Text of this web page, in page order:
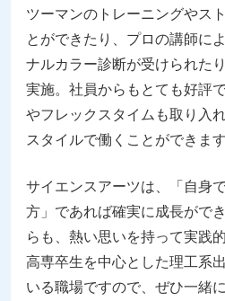
ツーマンのトレーニングやス
とができたり、プロの講師に
ナルカラー診断が受けられた
実施。社員からもとても好評
やフレックスタイムも取り入
スタイルで働くことができます
サイエンスアーツは、「自身
方」であれば確実に成長がで
らも、熱い思いを持って実践
高専卒生を中心とした理工系
いる職場ですので、ぜひ一緒